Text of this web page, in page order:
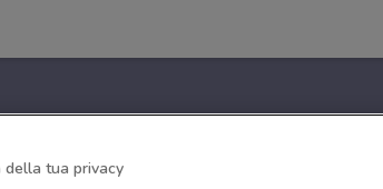
della tua privacy